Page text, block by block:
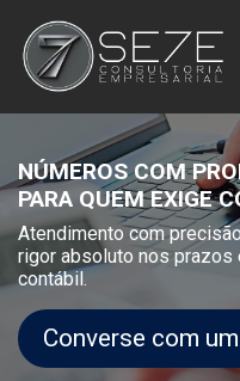
NÚMEROS COM
PARA QUEM EXIGE
Atendimento com
rigor absoluto nos prazos
contábil.
Converse com